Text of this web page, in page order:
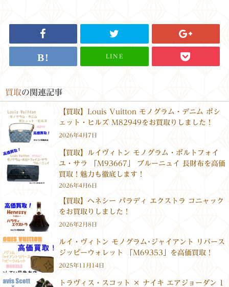
LINE
買取の関連記事
【買取】Louis Vuitton モノグラム・デニム ポシ
ェット・ヒルズ M82949をお買取りしました！
2026年4月7日
【買取】ルイヴィトン モノグラム・ポルトフォイ
ユ・サラ 「M93667」 ブルーニュイ 長財布を高価
買取！魅力も徹底します！
2026年4月6日
【買取】ヘネシー パラディ エクストラ コニャック
をお買取りしました！
2026年2月8日
ルイ・ヴィトン モノグラム･ジャイアント リバース
ジッピーウォレット 「M69353」を高価買取！
2025年11月14日
トラヴィス・スコット × ナイキ エアジョーダン 1